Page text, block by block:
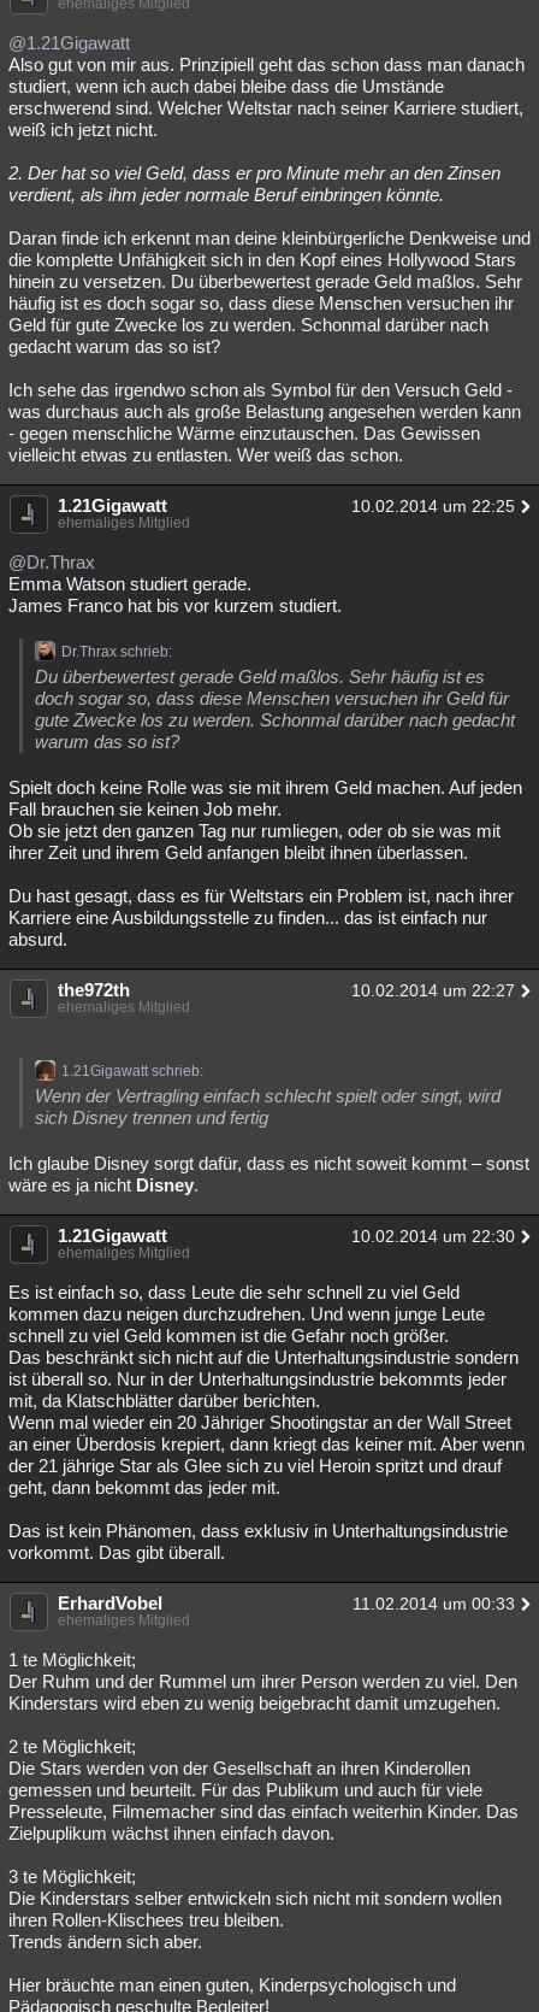
@1.21Gigawatt
Also gut von mir aus. Prinzipiell geht das schon dass man danach
studiert, wenn ich auch dabei bleibe dass die Umstände
erschwerend sind. Welcher Weltstar nach seiner Karriere studiert,
weiß ich jetzt nicht.
2. Der hat so viel Geld, dass er pro Minute mehr an den Zinsen
verdient, als ihm jeder normale Beruf einbringen könnte.
Daran finde ich erkennt man deine kleinbürgerliche Denkweise und
die komplette Unfähigkeit sich in den Kopf eines Hollywood Stars
hinein zu versetzen. Du überbewertest gerade Geld maßlos. Sehr
häufig ist es doch sogar so, dass diese Menschen versuchen ihr
Geld für gute Zwecke los zu werden. Schonmal darüber nach
gedacht warum das so ist?
Ich sehe das irgendwo schon als Symbol für den Versuch Geld -
was durchaus auch als große Belastung angesehen werden kann
- gegen menschliche Wärme einzutauschen. Das Gewissen
vielleicht etwas zu entlasten. Wer weiß das schon.
1.21Gigawatt 10.02.2014 um 22:25
ehemaliges Mitglied
@Dr.Thrax
Emma Watson studiert gerade.
James Franco hat bis vor kurzem studiert.
Dr.Thrax schrieb:
Du überbewertest gerade Geld maßlos. Sehr häufig ist es
doch sogar so, dass diese Menschen versuchen ihr Geld für
gute Zwecke los zu werden. Schonmal darüber nach gedacht
warum das so ist?
Spielt doch keine Rolle was sie mit ihrem Geld machen. Auf jeden
Fall brauchen sie keinen Job mehr.
Ob sie jetzt den ganzen Tag nur rumliegen, oder ob sie was mit
ihrer Zeit und ihrem Geld anfangen bleibt ihnen überlassen.
Du hast gesagt, dass es für Weltstars ein Problem ist, nach ihrer
Karriere eine Ausbildungsstelle zu finden... das ist einfach nur
absurd.
the972th 10.02.2014 um 22:27
ehemaliges Mitglied
1.21Gigawatt schrieb:
Wenn der Vertragling einfach schlecht spielt oder singt, wird
sich Disney trennen und fertig
Ich glaube Disney sorgt dafür, dass es nicht soweit kommt – sonst
wäre es ja nicht Disney.
1.21Gigawatt 10.02.2014 um 22:30
ehemaliges Mitglied
Es ist einfach so, dass Leute die sehr schnell zu viel Geld
kommen dazu neigen durchzudrehen. Und wenn junge Leute
schnell zu viel Geld kommen ist die Gefahr noch größer.
Das beschränkt sich nicht auf die Unterhaltungsindustrie sondern
ist überall so. Nur in der Unterhaltungsindustrie bekommts jeder
mit, da Klatschblätter darüber berichten.
Wenn mal wieder ein 20 Jähriger Shootingstar an der Wall Street
an einer Überdosis krepiert, dann kriegt das keiner mit. Aber wenn
der 21 jährige Star als Glee sich zu viel Heroin spritzt und drauf
geht, dann bekommt das jeder mit.
Das ist kein Phänomen, dass exklusiv in Unterhaltungsindustrie
vorkommt. Das gibt überall.
ErhardVobel 11.02.2014 um 00:33
ehemaliges Mitglied
1 te Möglichkeit;
Der Ruhm und der Rummel um ihrer Person werden zu viel. Den
Kinderstars wird eben zu wenig beigebracht damit umzugehen.
2 te Möglichkeit;
Die Stars werden von der Gesellschaft an ihren Kinderollen
gemessen und beurteilt. Für das Publikum und auch für viele
Presseleute, Filmemacher sind das einfach weiterhin Kinder. Das
Zielpuplikum wächst ihnen einfach davon.
3 te Möglichkeit;
Die Kinderstars selber entwickeln sich nicht mit sondern wollen
ihren Rollen-Klischees treu bleiben.
Trends ändern sich aber.
Hier bräuchte man einen guten, Kinderpsychologisch und
Pädagogisch geschulte Begleiter!